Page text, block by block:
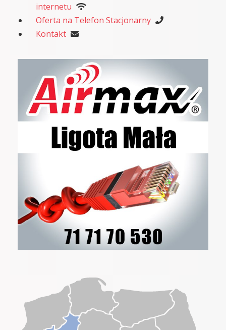
internetu
Oferta na Telefon Stacjonarny
Kontakt